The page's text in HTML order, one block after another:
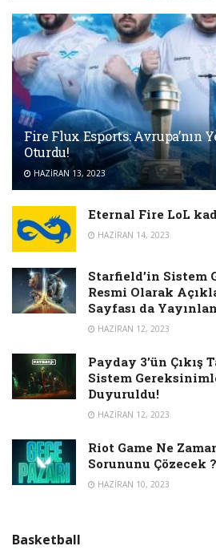
Fire Flux Esports: Avrupa’nın
Oturdu!
HAZIRAN 13, 2023
Eternal Fire LoL
HAZIRAN 14, 2023
Starfield’in Sistem
Resmi Olarak
Sayfası da
HAZIRAN 12, 2023
Payday 3’ün Çıkış
Sistem
Duyuruldu!
HAZIRAN 12, 2023
Riot Game Ne
Sorununu Çözecek ?
HAZIRAN 10, 2023
Basketball